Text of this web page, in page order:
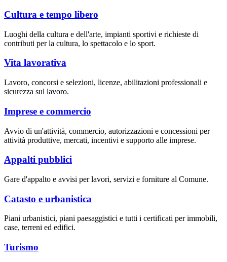
Cultura e tempo libero
Luoghi della cultura e dell'arte, impianti sportivi e richieste di
contributi per la cultura, lo spettacolo e lo sport.
Vita lavorativa
Lavoro, concorsi e selezioni, licenze, abilitazioni professionali e
sicurezza sul lavoro.
Imprese e commercio
Avvio di un'attività, commercio, autorizzazioni e concessioni per
attività produttive, mercati, incentivi e supporto alle imprese.
Appalti pubblici
Gare d'appalto e avvisi per lavori, servizi e forniture al Comune.
Catasto e urbanistica
Piani urbanistici, piani paesaggistici e tutti i certificati per immobili,
case, terreni ed edifici.
Turismo